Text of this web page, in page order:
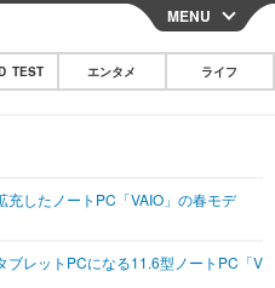
CLOSE
その他
MENU
TEST エンタメ ライフ
充したノートPC「VAIO」の春モデ
ブレットPCになる11.6型ノートPC「V